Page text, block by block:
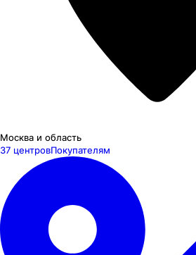
Москва и область
37 центровПокупателям